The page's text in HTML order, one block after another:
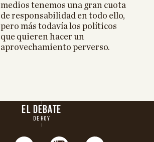
medios tenemos una gran cuota
de responsabilidad en todo ello,
pero más todavía los políticos
que quieren hacer un
aprovechamiento perverso.
EL DEBATE
DE HOY